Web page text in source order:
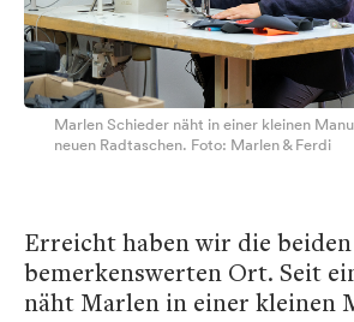
Marlen Schieder näht in einer kleinen
neuen Radtaschen. Foto: Marlen & Ferdi
Erreicht haben wir die
bemerkenswerten Ort. Seit
näht Marlen in einer kleinen